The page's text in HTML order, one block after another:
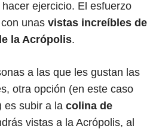
ejercicio. El esfuerzo
unas vistas increíbles de
la Acrópolis.
a las que les gustan las
otra opción (en este caso
es subir a la colina de
vistas a la Acrópolis, al